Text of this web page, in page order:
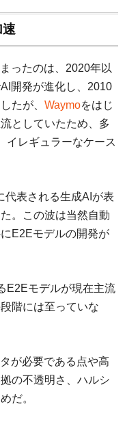
速
ったのは、2020年以
開発が進化し、2010
たが、 Waymoをはじ
としていたため、多
イレギュラーなケース
代表される生成AIが表
。この波は当然自動
E2Eモデルの開発が
E2Eモデルが現在主流
階には至っていな
が必要である点や高
の不透明さ、ハルシ
だ。